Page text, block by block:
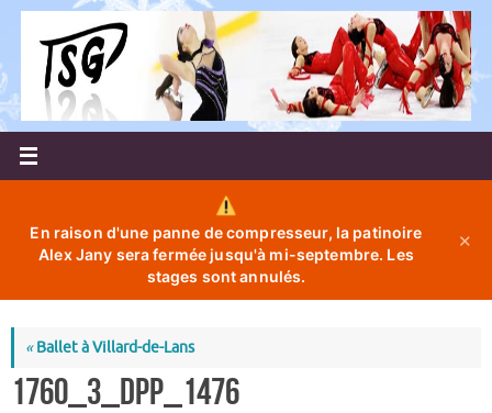
Passer
contenu
En raison d'une panne de compresseur, la patinoire
Alex Jany sera fermée jusqu'à mi-septembre. Les
stages sont annulés.
✕
«Ballet à Villard-de-Lans
1760_3_dpp_1476